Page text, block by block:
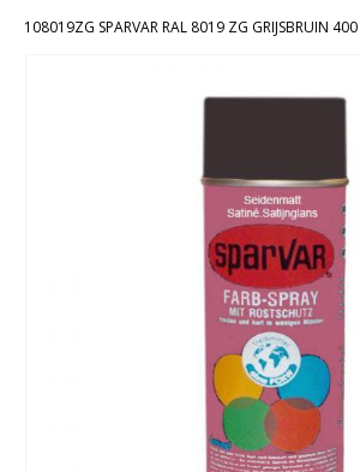
108019ZG SPARVAR RAL 8019 ZG GRIJSBRUIN